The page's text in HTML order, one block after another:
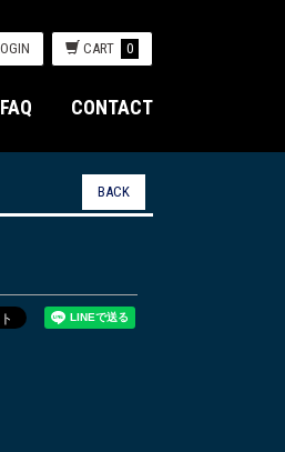
CART 0
FAQ CONTACT
BACK